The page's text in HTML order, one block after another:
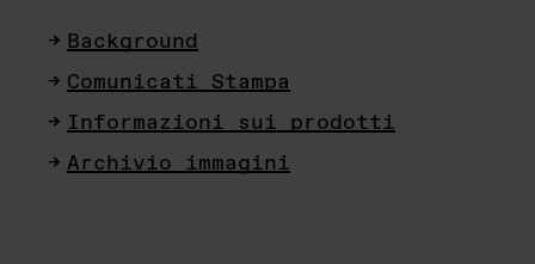
Background
Comunicati Stampa
Informazioni sui prodotti
Archivio immagini